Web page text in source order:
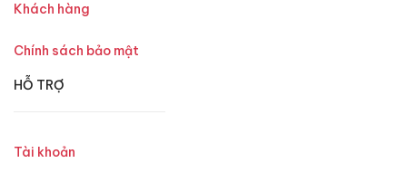
Khách hàng
Chính sách bảo mật
HỖ TRỢ
Tài khoản